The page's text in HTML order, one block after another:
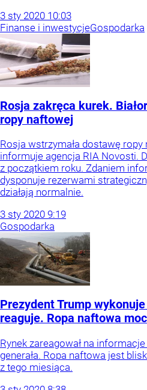
3 sty 2020 10:03
Finanse i inwestycjeGospodarka
Rosja zakręca kurek.
ropy naftowej
Rosja wstrzymała dostawę ropy
informuje agencja RIA Novosti.
z początkiem roku. Zdaniem
dysponuje rezerwami
działają normalnie.
3 sty 2020 9:19
Gospodarka
Prezydent Trump
reaguje. Ropa naftowa
Rynek zareagował na
generała. Ropa naftowa jest
z tego miesiąca.